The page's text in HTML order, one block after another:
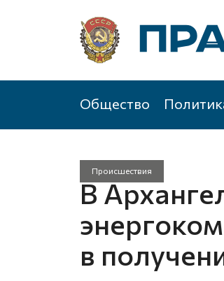
Общество
Происшествия
В
в